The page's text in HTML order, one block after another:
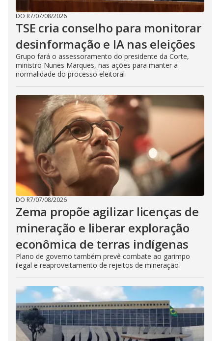
DO R7/07/08/2026
TSE cria conselho para monitorar
desinformação e IA nas eleições
Grupo fará o assessoramento do presidente da Corte,
ministro Nunes Marques, nas ações para manter a
normalidade do processo eleitoral
DO R7/07/08/2026
Zema propõe agilizar licenças de
mineração e liberar exploração
econômica de terras indígenas
Plano de governo também prevê combate ao garimpo
ilegal e reaproveitamento de rejeitos de mineração